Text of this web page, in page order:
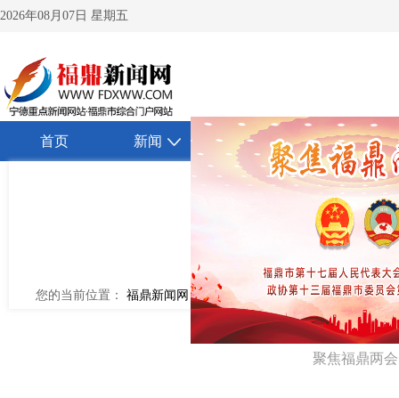
2026年08月07日 星期五
首页 新闻 视频 生活
您的当前位置：福鼎新闻网 >专题 >2020
聚焦福鼎两会